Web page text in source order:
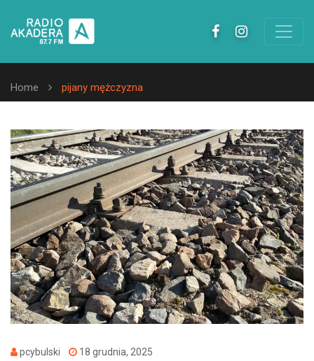
Home pijany mężczyzna
pcybulski 18 grudnia, 2025